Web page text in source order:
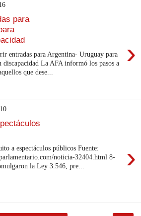
para
›
entradas para Argentina- Uruguay para
discapacidad La AFA informó los pasos a
que dese...
›
a espectáculos públicos Fuente:
noticia-32404.html 8-
la Ley 3.546, pre...